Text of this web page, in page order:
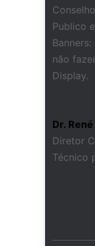
Publico
não
Display.
Dr.
Diretor
Técnico